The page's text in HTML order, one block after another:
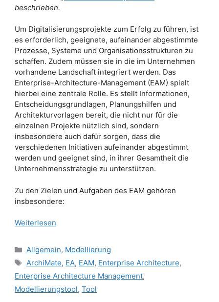
beschrieben.
Um Digitalisierungsprojekte zum Erfolg zu führen, ist
es erforderlich, geeignete, aufeinander abge­stimm­te
Prozesse, Systeme und Organisationsstrukturen zu
schaffen. Zudem müssen sie in die im Unternehmen
vorhandene Landschaft integriert werden. Das
Enterprise-Architecture-Manage­ment (EAM) spielt
hierbei eine zentrale Rolle. Es stellt Informationen,
Entscheidungsgrundlagen, Planungs­hilfen und
Architekturvorlagen bereit, die nicht nur für die
einzelnen Projekte nützlich sind, sondern
insbesondere auch dafür sorgen, dass die
verschiedenen Initiativen aufeinander abgestimmt
werden und geeignet sind, in ihrer Gesamtheit die
Unternehmensstrategie zu unterstützen.
Zu den Zielen und Aufgaben des EAM gehören
insbesondere:
Weiterlesen
Kategorien
Allgemein, Modellierung
Schlagwörter
ArchiMate, EA, EAM, Enterprise Architecture,
Enterprise Architecture Management,
Modellierungstool, Tool